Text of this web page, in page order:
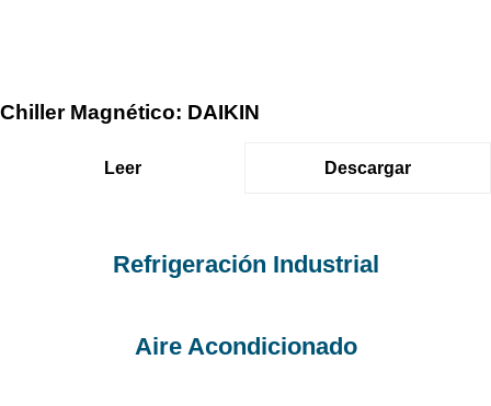
Chiller Magnético: DAIKIN
Leer Descargar
Refrigeración Industrial
Aire Acondicionado